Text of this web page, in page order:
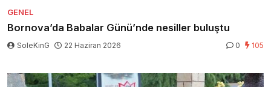
GENEL
Bornova’da Babalar Günü’nde nesiller buluştu
SoleKinG 22 Haziran 2026 0 105